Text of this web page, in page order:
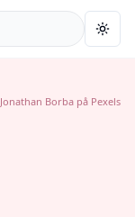
Jonathan Borba på Pexels